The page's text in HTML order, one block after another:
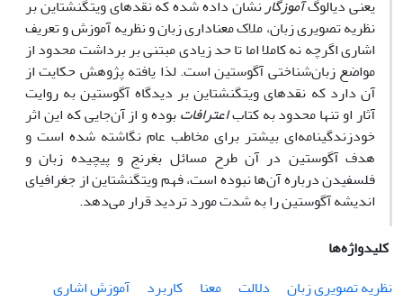
یعنی دیالوگآموزگارنشان داده شده که نقدهای ویتگنشتاین بر
نظریه تصویری زبان،‌ ملاک معناداری زبان و نظریه آموزش و تعریف
اشاری اگرچه نه کاملا اما تا حد زیادی مبتنی بر برداشت محدود از
مواضع زبان‌شناختی آگوستین است. لذا یافته پژوهش حکایت از
آن دارد که نقدهای ویتگنشتاین بر دیدگاه آگوستین به روایت
آثار او تنها محدود به کتاباعترافاتبوده و از آن‌جایی که این اثر
خودزندگینامه‌ای بیشتر برای مخاطب عام نگاشته شده است و
هدف آگوستین در آن طرح مسائل بغرنج و پیچیده زبان و
فلسفیدن درباره آن‌ها نبوده است، فهم ویتگنشتاین از جغرافیای
اندیشه آگوستین را به شدت مورد تردید قرار می‌دهد.
کلیدواژه‌ها
نظریه تصویری زبان
دلالت معنا کاربرد
آموزش اشاری